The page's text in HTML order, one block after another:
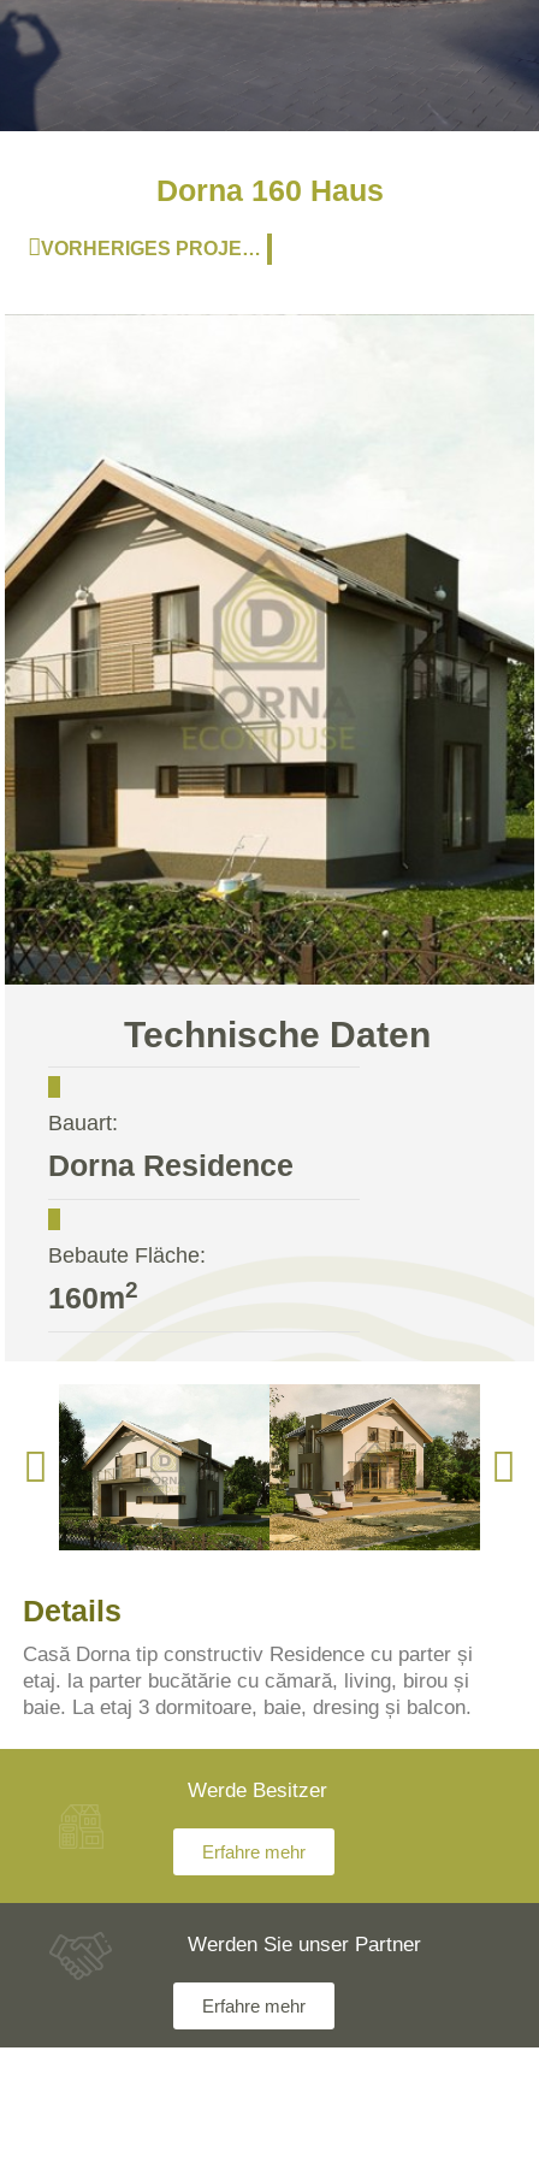
Dorna 160 Haus
Zurück VORHERIGES PROJEKT
Technische Daten
Bauart:
Dorna Residence
Bebaute Fläche:
160m2
Details
Casă Dorna tip constructiv Residence cu parter și
etaj. la parter bucătărie cu cămară, living, birou și
baie. La etaj 3 dormitoare, baie, dresing și balcon.
Werde Besitzer
Erfahre mehr
Werden Sie unser Partner
Erfahre mehr